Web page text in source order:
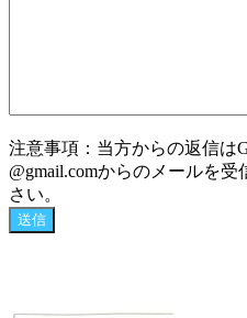
注意事項：当方からの返信は
@gmail.comからのメールを
さい。